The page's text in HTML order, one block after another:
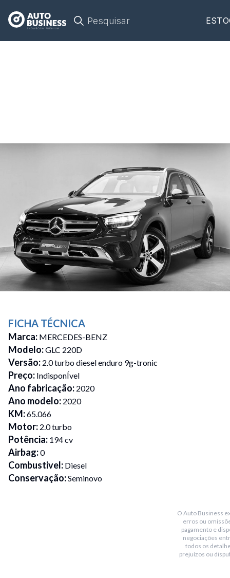
Pesquisar
FICHA TÉCNICA
Marca: MERCEDES-BENZ
Modelo:GLC 220D
Versão: 2.0 turbo diesel enduro 9g-tronic
Preço: IndisponÍvel
Ano fabricação: 2020
Ano modelo: 2020
KM:65.066
Motor: 2.0 turbo
Potência: 194 cv
Airbag:0
Combustivel: Diesel
Conservação:Seminovo
O Auto Business
erros ou
pagamento e
negociações
todos os
prejuízos ou